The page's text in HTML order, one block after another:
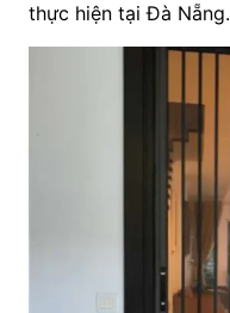
thực hiện tại Đà Nẵng.